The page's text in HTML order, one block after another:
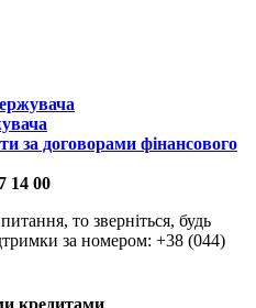
за договорами фінансового
14 00
то зверніться, будь
за номером: +38 (044)
кредитами